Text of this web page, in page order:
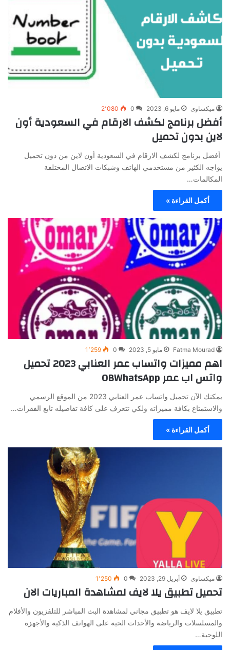
ميكساوى مايو 6, 2023 0 2٬080
أفضل برنامج لكشف الارقام في السعودية أون
لاين بدون تحميل
أفضل برنامج لكشف الارقام في السعودية أون لاين من دون تحميل
يواجه الكثير من مستخدمي الهاتف وشبكات الاتصال المختلفة
المكالمات…
أكمل القراءة »
Fatma Mourad مايو 5, 2023 0 1٬259
اهم مميزات واتساب عمر العنابي 2023 تحميل
واتس اب عمر OBWhatsApp
يمكنك الآن تحميل واتساب عمر العنابي 2023 من الموقع الرسمي
والاستمتاع بكافة مميزاته ولكي تتعرف على كافة تفاصيله تابع الفقرات…
أكمل القراءة »
ميكساوى أبريل 29, 2023 0 1٬250
تحميل تطبيق يلا لايف لمشاهدة المباريات الان
تطبيق يلا لايف هو تطبيق مجاني لمشاهدة البث المباشر للتلفزيون والأفلام
والمسلسلات والرياضة والأحداث الحية على الهواتف الذكية والأجهزة
اللوحية…